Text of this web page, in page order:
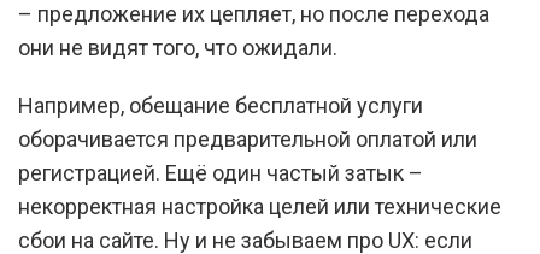
– предложение их цепляет, но после перехода
они не видят того, что ожидали.
Например, обещание бесплатной услуги
оборачивается предварительной оплатой или
регистрацией. Ещё один частый затык –
некорректная настройка целей или технические
сбои на сайте. Ну и не забываем про UX: если